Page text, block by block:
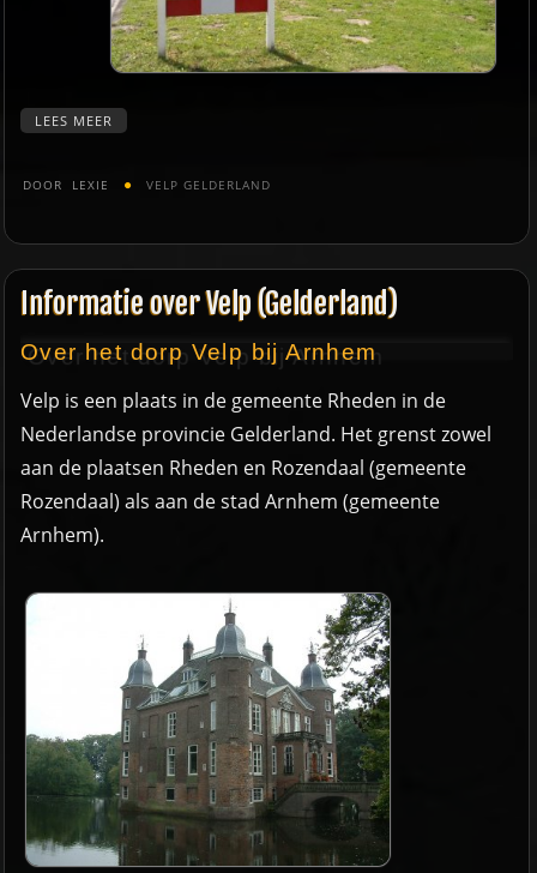
LEES MEER
DOOR LEXIE VELP GELDERLAND
Informatie over Velp (Gelderland)
Over het dorp Velp bij Arnhem
Velp is een plaats in de gemeente Rheden in de
Nederlandse provincie Gelderland. Het grenst zowel
aan de plaatsen Rheden en Rozendaal (gemeente
Rozendaal) als aan de stad Arnhem (gemeente
Arnhem).